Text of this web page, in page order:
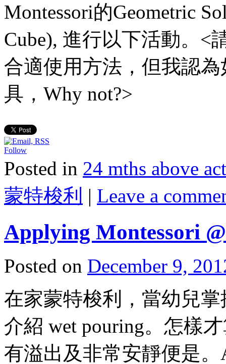
Montessori的Geometric
Cube), 進行以下活動。<
合適使用方法，但我認
具，Why not?>
Follow
Posted in 24 mths above
蒙特梭利 | Leave a
Applying Montessori
Posted on December 9,
在家蒙特梭利，當幼兒
介紹 wet pouring。怎樣
有溢出及非常安靜便是